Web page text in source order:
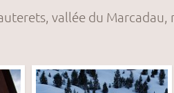
vallée du